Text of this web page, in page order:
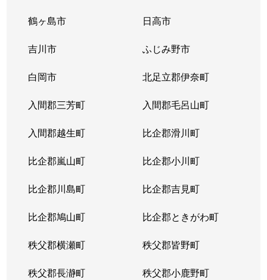
鶴ヶ島市 日高市
吉川市 ふじみ野市
白岡市 北足立郡伊奈町
入間郡三芳町 入間郡毛呂山町
入間郡越生町 比企郡滑川町
比企郡嵐山町 比企郡小川町
比企郡川島町 比企郡吉見町
比企郡鳩山町 比企郡ときがわ町
秩父郡横瀬町 秩父郡皆野町
秩父郡長瀞町 秩父郡小鹿野町